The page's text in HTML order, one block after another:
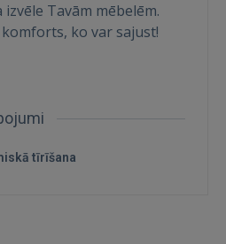
Tavām mēbelēm.
ko var sajust!
tīrīšana